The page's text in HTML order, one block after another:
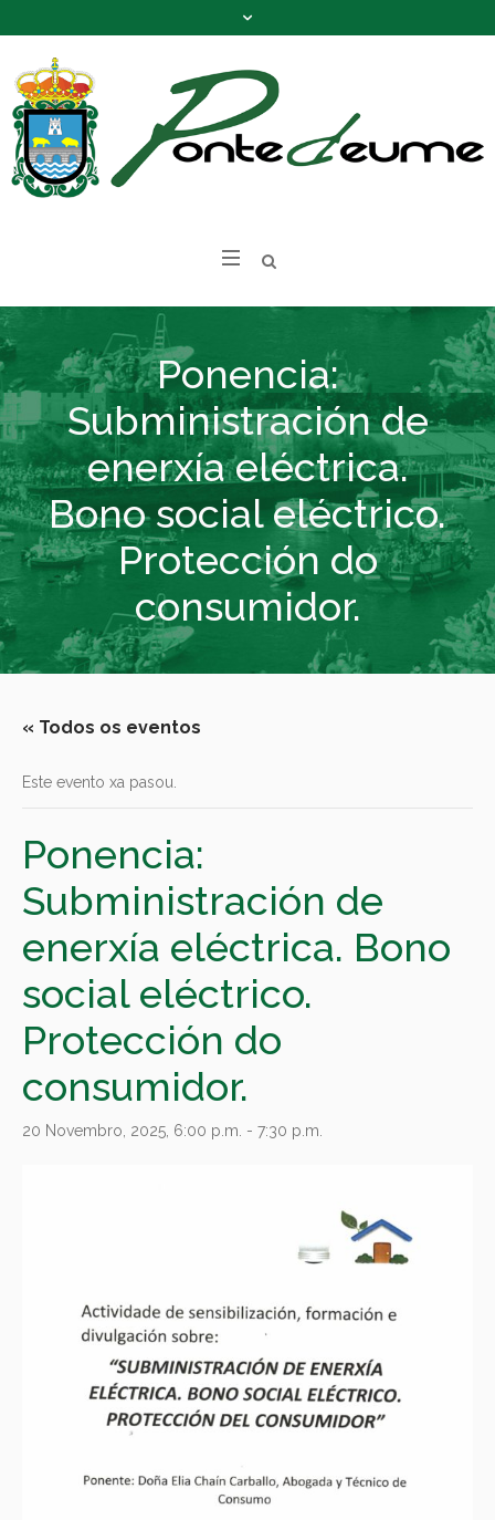
Ponencia:
Subministración de
enerxía eléctrica.
Bono social eléctrico.
Protección do
consumidor.
« Todos os eventos
Este evento xa pasou.
Ponencia:
Subministración de
enerxía eléctrica. Bono
social eléctrico.
Protección do
consumidor.
20 Novembro, 2025, 6:00 p.m. - 7:30 p.m.